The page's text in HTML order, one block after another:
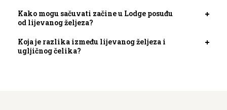
karticu
Kako mogu sačuvati začine u Lodge posuđu
od lijevanog željeza?
Koja je razlika između lijevanog željeza i
ugljičnog čelika?